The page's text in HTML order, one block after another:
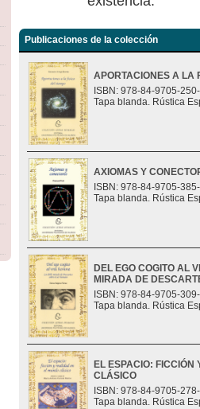
Publicaciones de la colección
APORTACIONES A LA
ISBN: 978-84-9705-
Tapa blanda. Rústica
AXIOMAS Y
ISBN: 978-84-9705-
Tapa blanda. Rústica
DEL EGO COGITO AL
MIRADA DE
ISBN: 978-84-9705-
Tapa blanda. Rústica
EL ESPACIO:
CLÁSICO
ISBN: 978-84-9705-
Tapa blanda. Rústica